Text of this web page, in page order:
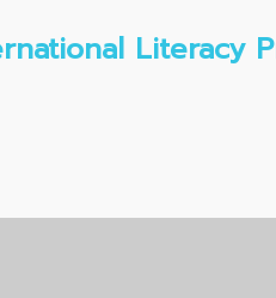
Literacy